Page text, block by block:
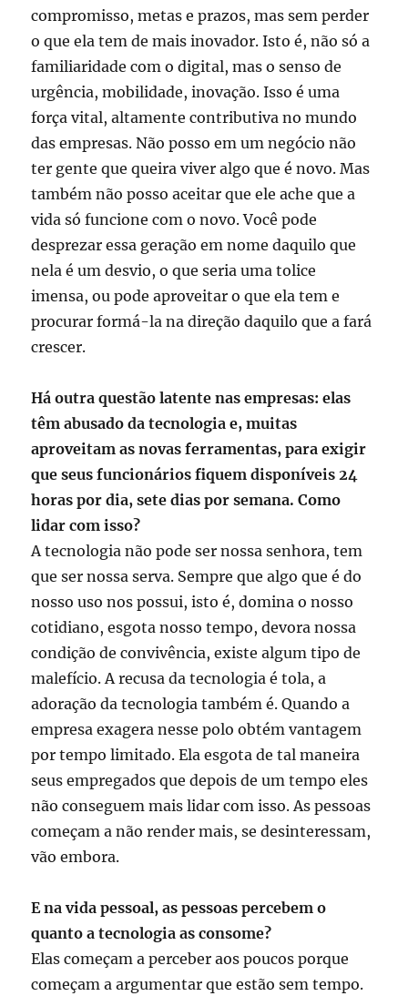
compromisso, metas e prazos, mas sem perder
o que ela tem de mais inovador. Isto é, não só a
familiaridade com o digital, mas o senso de
urgência, mobilidade, inovação. Isso é uma
força vital, altamente contributiva no mundo
das empresas. Não posso em um negócio não
ter gente que queira viver algo que é novo. Mas
também não posso aceitar que ele ache que a
vida só funcione com o novo. Você pode
desprezar essa geração em nome daquilo que
nela é um desvio, o que seria uma tolice
imensa, ou pode aproveitar o que ela tem e
procurar formá-la na direção daquilo que a fará
crescer.
Há outra questão latente nas empresas: elas
têm abusado da tecnologia e, muitas
aproveitam as novas ferramentas, para exigir
que seus funcionários fiquem disponíveis 24
horas por dia, sete dias por semana. Como
lidar com isso?
A tecnologia não pode ser nossa senhora, tem
que ser nossa serva. Sempre que algo que é do
nosso uso nos possui, isto é, domina o nosso
cotidiano, esgota nosso tempo, devora nossa
condição de convivência, existe algum tipo de
malefício. A recusa da tecnologia é tola, a
adoração da tecnologia também é. Quando a
empresa exagera nesse polo obtém vantagem
por tempo limitado. Ela esgota de tal maneira
seus empregados que depois de um tempo eles
não conseguem mais lidar com isso. As pessoas
começam a não render mais, se desinteressam,
vão embora.
E na vida pessoal, as pessoas percebem o
quanto a tecnologia as consome?
Elas começam a perceber aos poucos porque
começam a argumentar que estão sem tempo.